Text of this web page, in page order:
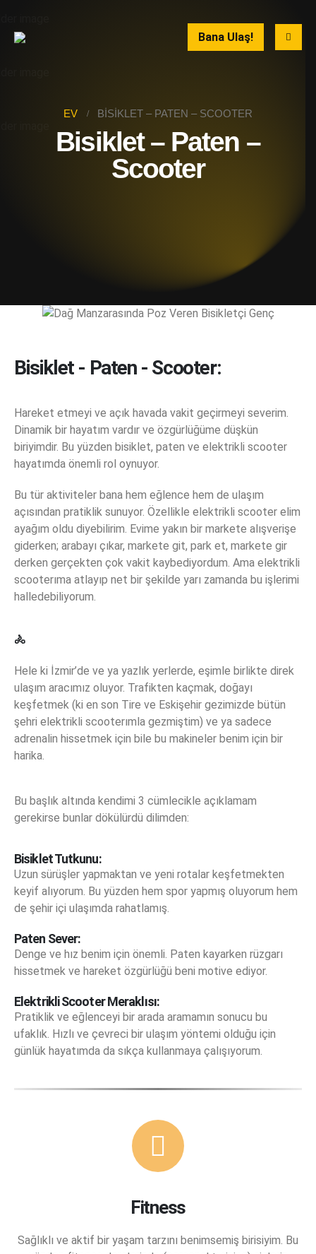
Bana Ulaş!
EV BISIKLET – PATEN – SCOOTER
Bisiklet – Paten –
Scooter
Bisiklet - Paten - Scooter:
Hareket etmeyi ve açık havada vakit geçirmeyi severim.
Dinamik bir hayatım vardır ve özgürlüğüme düşkün
biriyimdir. Bu yüzden bisiklet, paten ve elektrikli scooter
hayatımda önemli rol oynuyor.
Bu tür aktiviteler bana hem eğlence hem de ulaşım
açısından pratiklik sunuyor. Özellikle elektrikli scooter elim
ayağım oldu diyebilirim. Evime yakın bir markete alışverişe
giderken; arabayı çıkar, markete git, park et, markete gir
derken gerçekten çok vakit kaybediyordum. Ama elektrikli
scooterıma atlayıp net bir şekilde yarı zamanda bu işlerimi
halledebiliyorum.
🚴
Hele ki İzmir’de ve ya yazlık yerlerde, eşimle birlikte direk
ulaşım aracımız oluyor. Trafikten kaçmak, doğayı
keşfetmek (ki en son Tire ve Eskişehir gezimizde bütün
şehri elektrikli scooterımla gezmiştim) ve ya sadece
adrenalin hissetmek için bile bu makineler benim için bir
harika.
Bu başlık altında kendimi 3 cümlecikle açıklamam
gerekirse bunlar dökülürdü dilimden:
Bisiklet Tutkunu:
Uzun sürüşler yapmaktan ve yeni rotalar keşfetmekten
keyif alıyorum. Bu yüzden hem spor yapmış oluyorum hem
de şehir içi ulaşımda rahatlamış.
Paten Sever:
Denge ve hız benim için önemli. Paten kayarken rüzgarı
hissetmek ve hareket özgürlüğü beni motive ediyor.
Elektrikli Scooter Meraklısı:
Pratiklik ve eğlenceyi bir arada aramamın sonucu bu
ufaklık. Hızlı ve çevreci bir ulaşım yöntemi olduğu için
günlük hayatımda da sıkça kullanmaya çalışıyorum.
Fitness
Sağlıklı ve aktif bir yaşam tarzını benimsemiş birisiyim. Bu